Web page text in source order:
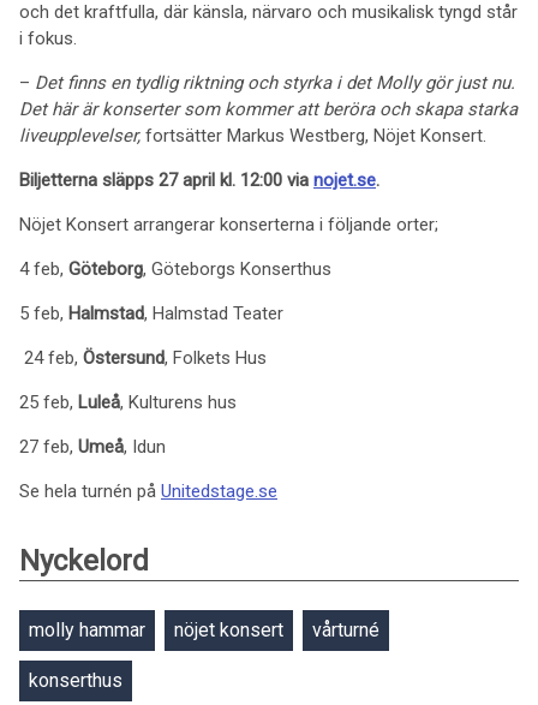
och det kraftfulla, där känsla, närvaro och musikalisk tyngd står
i fokus.
– Det finns en tydlig riktning och styrka i det Molly gör just nu.
Det här är konserter som kommer att beröra och skapa starka
liveupplevelser, fortsätter Markus Westberg, Nöjet Konsert.
Biljetterna släpps 27 april kl. 12:00 via nojet.se.
Nöjet Konsert arrangerar konserterna i följande orter;
4 feb, Göteborg, Göteborgs Konserthus
5 feb, Halmstad, Halmstad Teater
24 feb, Östersund, Folkets Hus
25 feb, Luleå, Kulturens hus
27 feb, Umeå, Idun
Se hela turnén på Unitedstage.se
Nyckelord
molly hammar nöjet konsert vårturné
konserthus